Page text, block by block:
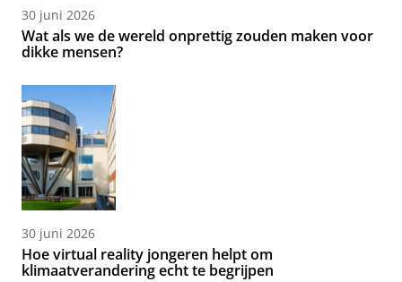
30 juni 2026
Wat als we de wereld onprettig zouden maken voor
dikke mensen?
30 juni 2026
Hoe virtual reality jongeren helpt om
klimaatverandering echt te begrijpen